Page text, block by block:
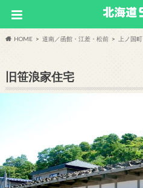
HOME 道南／函館・江差・松前 上ノ国町
旧笹浪家住宅